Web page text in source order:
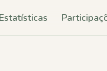
Estatísticas